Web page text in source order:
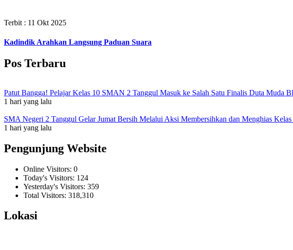
Terbit : 11 Okt 2025
Kadindik Arahkan Langsung Paduan Suara
Pos Terbaru
Patut Bangga! Pelajar Kelas 10 SMAN 2 Tanggul Masuk ke Salah Satu Finalis Duta Muda
1 hari yang lalu
SMA Negeri 2 Tanggul Gelar Jumat Bersih Melalui Aksi Membersihkan dan Menghias
1 hari yang lalu
Pengunjung Website
Online Visitors: 0
Today's Visitors: 124
Yesterday's Visitors: 359
Total Visitors: 318,310
Lokasi